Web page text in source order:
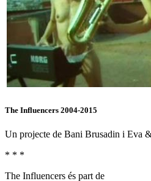
The Influencers 2004-2015
Un projecte de Bani Brusadin i Eva
* * *
The Influencers és part de